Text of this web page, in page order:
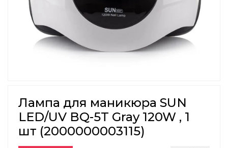
Лампа для маникюра SUN
LED/UV BQ-5T Gray 120W , 1
шт (2000000003115)